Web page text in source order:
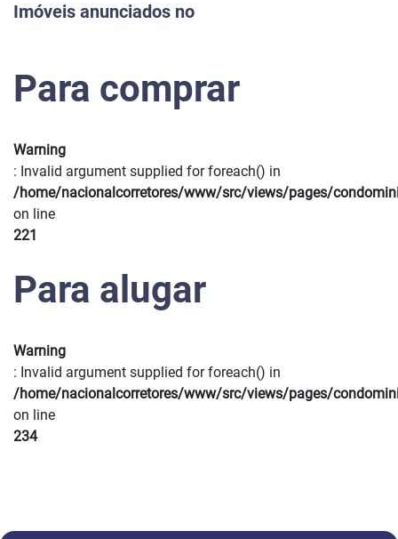
Imóveis anunciados no
Para comprar
Warning
: Invalid argument supplied for foreach() in
/home/nacionalcorretores/www/src/views/pages/
on line
221
Para alugar
Warning
: Invalid argument supplied for foreach() in
/home/nacionalcorretores/www/src/views/pages/
on line
234